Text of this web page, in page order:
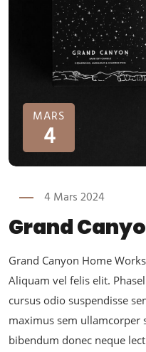
MARS
4
4 Mars 2024
Grand
Grand Canyon Home
Aliquam vel felis elit.
cursus odio suspendisse
maximus sem ullamcorper
bibendum donec neque